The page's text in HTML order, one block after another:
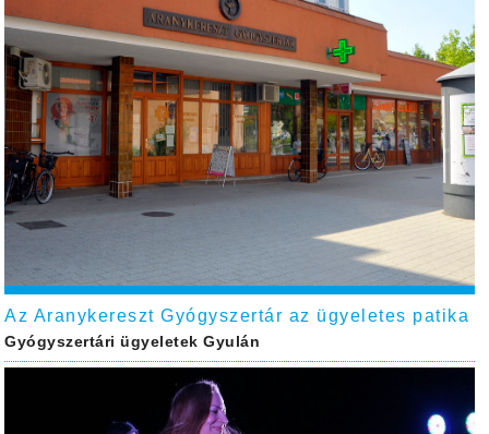
Az Aranykereszt Gyógyszertár az ügyeletes patika
Gyógyszertári ügyeletek Gyulán